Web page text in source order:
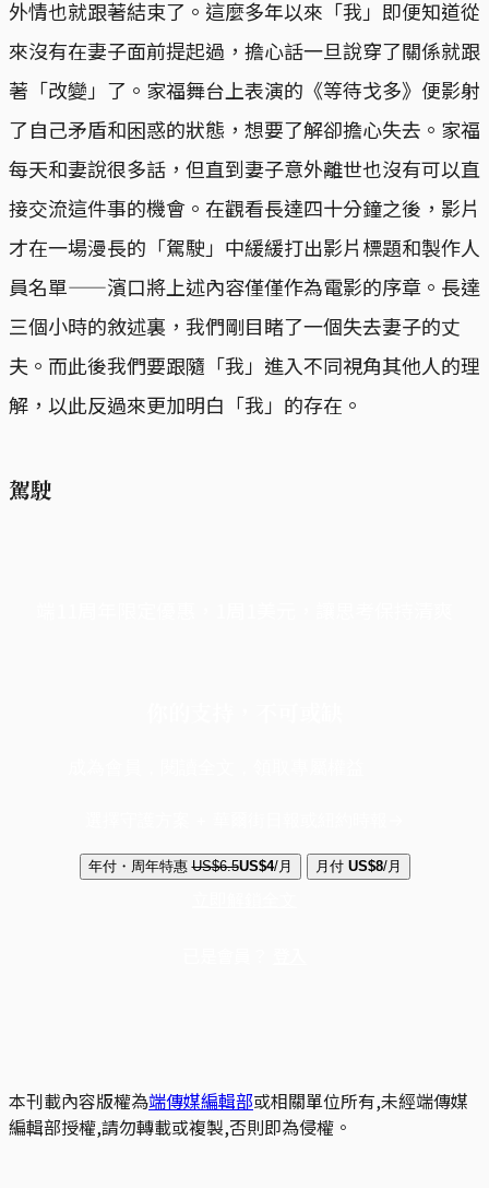
外情也就跟著結束了。這麼多年以來「我」即便知道從
來沒有在妻子面前提起過，擔心話一旦說穿了關係就跟
著「改變」了。家福舞台上表演的《等待戈多》便影射
了自己矛盾和困惑的狀態，想要了解卻擔心失去。家福
每天和妻說很多話，但直到妻子意外離世也沒有可以直
接交流這件事的機會。在觀看長達四十分鐘之後，影片
才在一場漫長的「駕駛」中緩緩打出影片標題和製作人
員名單——濱口將上述內容僅僅作為電影的序章。長達
三個小時的敘述裏，我們剛目睹了一個失去妻子的丈
夫。而此後我們要跟隨「我」進入不同視角其他人的理
解，以此反過來更加明白「我」的存在。
駕駛
年付・周年特惠 US$6.5US$4/月 月付 US$8/月
本刊載內容版權為端傳媒編輯部或相關單位所有,未經端傳媒
編輯部授權,請勿轉載或複製,否則即為侵權。